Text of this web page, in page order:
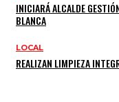
INICIARÁ ALCALDE
BLANCA
LOCAL
REALIZAN LIMPIEZA